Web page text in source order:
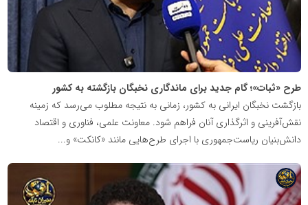
طرح «ثبات»؛ گام جدید برای ماندگاری نخبگان بازگشته به کشور
بازگشت نخبگان ایرانی به کشور، زمانی به نتیجه مطلوب می‌رسد که زمینه
نقش‌آفرینی و اثرگذاری آنان فراهم شود. معاونت علمی، فناوری و اقتصاد
دانش‌بنیان ریاست‌جمهوری با اجرای طرح‌هایی مانند «کانکت» و...
شبکه